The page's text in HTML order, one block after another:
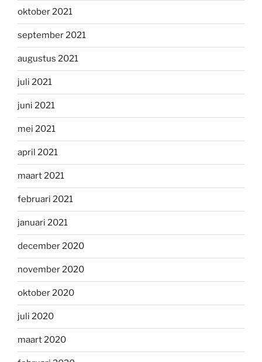
oktober 2021
september 2021
augustus 2021
juli 2021
juni 2021
mei 2021
april 2021
maart 2021
februari 2021
januari 2021
december 2020
november 2020
oktober 2020
juli 2020
maart 2020